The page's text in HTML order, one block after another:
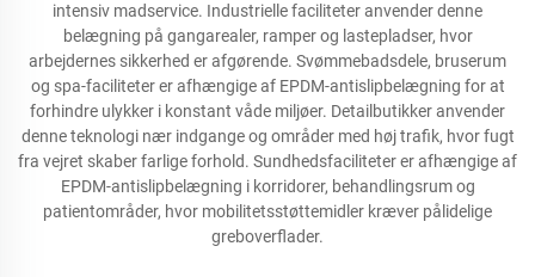
intensiv madservice. Industrielle faciliteter anvender denne
belægning på gangarealer, ramper og lastepladser, hvor
arbejdernes sikkerhed er afgørende. Svømmebadsdele, bruserum
og spa-faciliteter er afhængige af EPDM-antislipbelægning for at
forhindre ulykker i konstant våde miljøer. Detailbutikker anvender
denne teknologi nær indgange og områder med høj trafik, hvor fugt
fra vejret skaber farlige forhold. Sundhedsfaciliteter er afhængige af
EPDM-antislipbelægning i korridorer, behandlingsrum og
patientområder, hvor mobilitetsstøttemidler kræver pålidelige
greboverflader.